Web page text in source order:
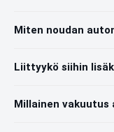
Miten noudan
Liittyykö siihin
Millainen